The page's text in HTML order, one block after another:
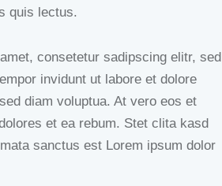
quis lectus.
consetetur sadipscing elitr, sed
invidunt ut labore et dolore
diam voluptua. At vero eos et
et ea rebum. Stet clita kasd
sanctus est Lorem ipsum dolor